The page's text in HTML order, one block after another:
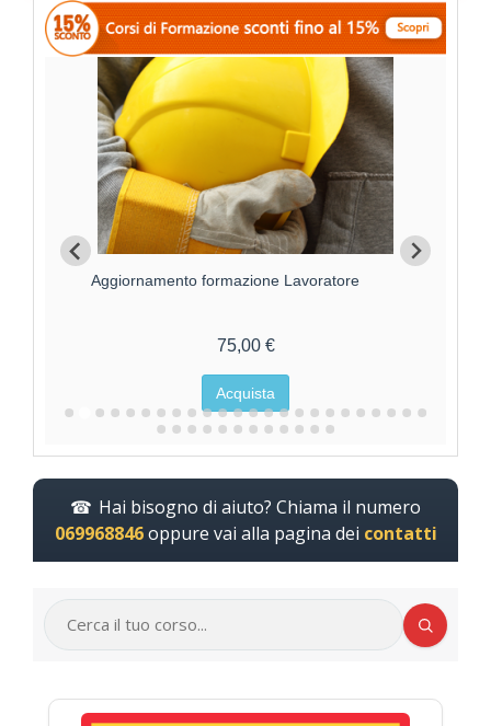
Aggiornamento formazione Lavoratore
75,00 €
Acquista
Hai bisogno di aiuto? Chiama il numero
069968846oppure vai alla pagina dei contatti